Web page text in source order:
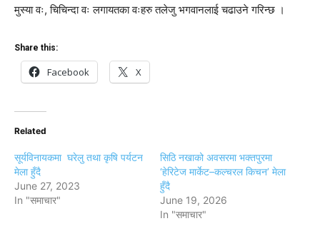
मुस्या वः, चिचिन्दा वः लगायतका वःहरु तलेजु भगवानलाई चढाउने गरिन्छ ।
Share this:
Facebook X
Related
सूर्यविनायकमा घरेलु तथा कृषि पर्यटन
मेला हुँदै
June 27, 2023
In "समाचार"
सिठि नखाको अवसरमा भक्तपुरमा
‘हेरिटेज मार्केट–कल्चरल किचन’ मेला
हुँदै
June 19, 2026
In "समाचार"